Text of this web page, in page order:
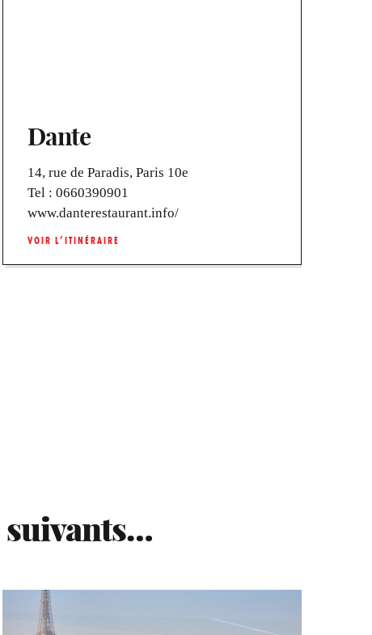
Dante
14, rue de Paradis, Paris 10e
Tel : 0660390901
www.danterestaurant.info/
VOIR L’ITINÉRAIRE
suivants…